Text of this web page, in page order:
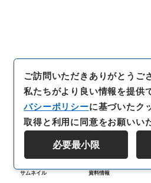
サムネイル 資料情報
ご訪問いただきありがとうご
私たちがより良い情報を提供
バシーポリシーに基づいたク
取得と利用に同意をお願いい
必要最小限